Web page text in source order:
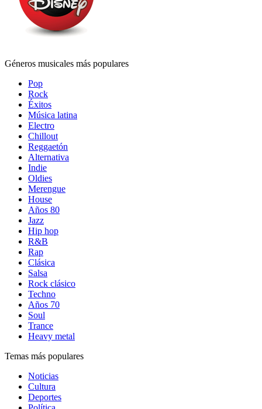
Géneros musicales más populares
Pop
Rock
Éxitos
Música latina
Electro
Chillout
Reggaetón
Alternativa
Indie
Oldies
Merengue
House
Años 80
Jazz
Hip hop
R&B
Rap
Clásica
Salsa
Rock clásico
Techno
Años 70
Soul
Trance
Heavy metal
Temas más populares
Noticias
Cultura
Deportes